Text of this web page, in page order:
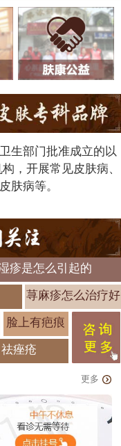
生部门批准成立的以
，开展常见皮肤病、
肤病等。
疹是怎么引起的
荨麻疹怎么治疗好
脸上有疤痕
祛痤疮
更多